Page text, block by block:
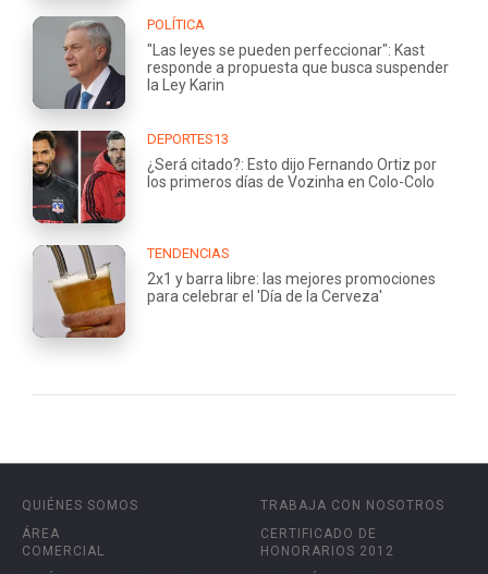
POLÍTICA
"Las leyes se pueden perfeccionar": Kast
responde a propuesta que busca suspender
la Ley Karin
DEPORTES13
¿Será citado?: Esto dijo Fernando Ortiz por
los primeros días de Vozinha en Colo-Colo
TENDENCIAS
2x1 y barra libre: las mejores promociones
para celebrar el 'Día de la Cerveza'
QUIÉNES SOMOS
ÁREA
COMERCIAL
TRABAJA CON NOSOTROS
CERTIFICADO DE
HONORARIOS 2012